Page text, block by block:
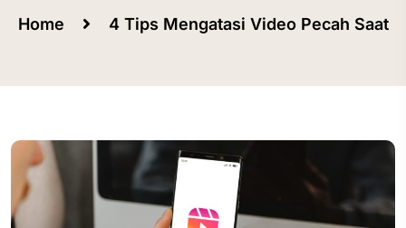
Home 4 Tips Mengatasi Video Pecah Saat